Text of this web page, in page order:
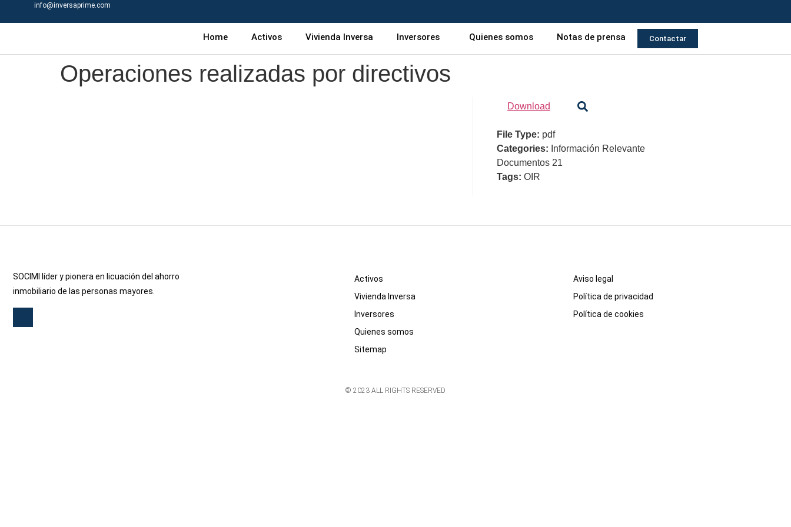
info@inversaprime.com
Home Activos Vivienda Inversa Inversores Quienes somos Notas de prensa Contactar
Operaciones realizadas por directivos
Download
File Type: pdf
Categories: Información Relevante
Documentos 21
Tags: OIR
SOCIMI líder y pionera en licuación del ahorro
inmobiliario de las personas mayores.
Activos
Vivienda Inversa
Inversores
Quienes somos
Sitemap
Aviso legal
Política de privacidad
Política de cookies
© 2023 ALL RIGHTS RESERVED​